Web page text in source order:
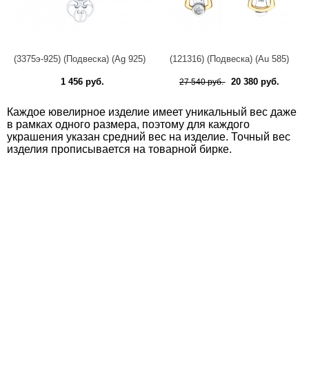
(3375э-925) (Подвеска) (Ag 925)
1 456 руб.
(121316) (Подвеска) (Au 585)
27 540 руб. 20 380 руб.
Каждое ювелирное изделие имеет уникальный вес даже
в рамках одного размера, поэтому для каждого
украшения указан средний вес на изделие. Точный вес
изделия прописывается на товарной бирке.